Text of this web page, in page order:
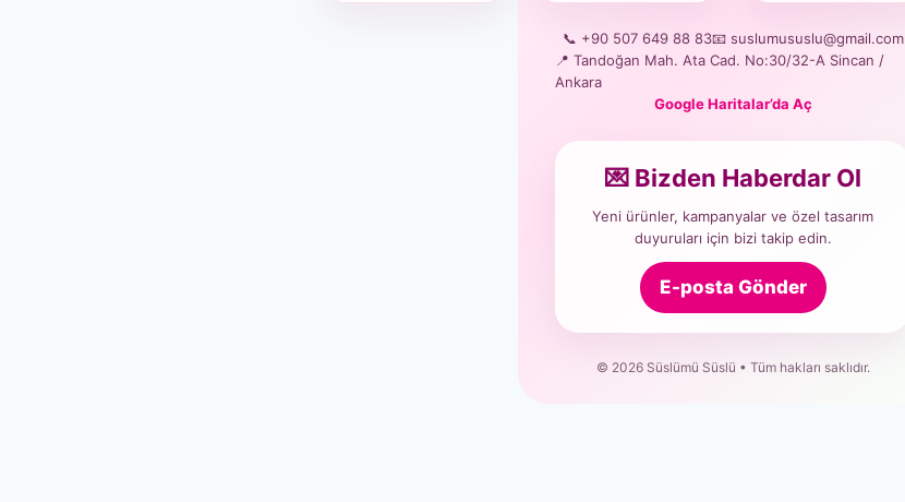
📞 +90 507 649 88 83📧 suslumususlu@gmail.com
📍 Tandoğan Mah. Ata Cad. No:30/32-A Sincan /
Ankara
Google Haritalar’da Aç
💌 Bizden Haberdar Ol
Yeni ürünler, kampanyalar ve özel tasarım
duyuruları için bizi takip edin.
E-posta Gönder
© 2026 Süslümü Süslü • Tüm hakları saklıdır.